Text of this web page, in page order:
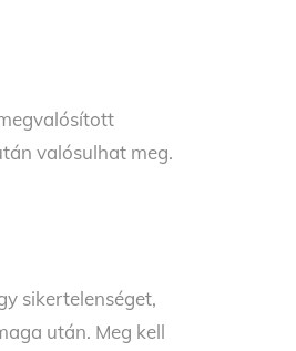
valósulhat meg.
sikertelenséget,
után. Meg kell